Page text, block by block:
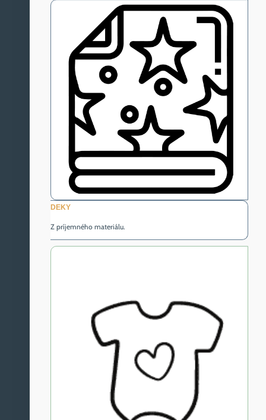
DEKY
Z príjemného materiálu.